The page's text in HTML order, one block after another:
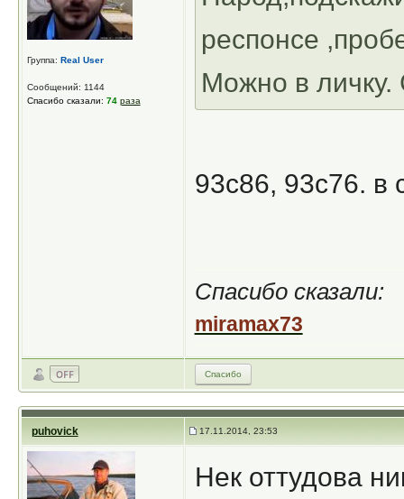
Группа: Real User
Сообщений: 1144
Спасибо сказали: 74 раза
респонсе
Можно в личку.
93с86, 93с76. в
Спасибо сказали:
miramax73
Спасибо
puhovick 17.11.2014, 23:53
Нек оттудова